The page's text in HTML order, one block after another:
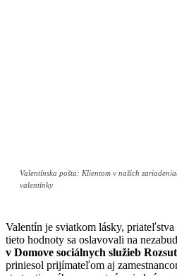
Valentínska pošta: Klientom v našich
valentínky
Valentín je sviatkom lásky,
tieto hodnoty sa oslavovali na
v Domove sociálnych služieb
priniesol prijímateľom aj